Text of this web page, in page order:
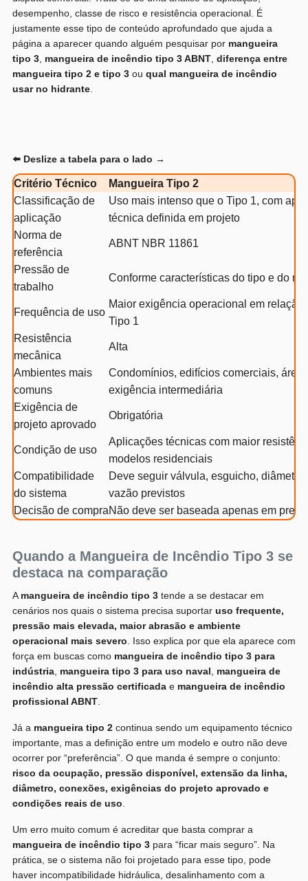
desempenho, classe de risco e resistência operacional. É
justamente esse tipo de conteúdo aprofundado que ajuda a
página a aparecer quando alguém pesquisar por mangueira
tipo 3, mangueira de incêndio tipo 3 ABNT, diferença entre
mangueira tipo 2 e tipo 3ou qual mangueira de incêndio
usar no hidrante.
⬅️ Deslize a tabela para o lado →
Critério Técnico
Mangueira Tipo 2
Classificação de
aplicação
Uso mais intenso que o Tipo 1, com
técnica definida em projeto
Norma de
referência
ABNT NBR 11861
Pressão de
trabalho
Conforme características do tipo e do
Frequência de uso
Maior exigência operacional em relação
Tipo 1
Resistência
mecânica
Alta
Ambientes mais
comuns
Condomínios, edifícios comerciais,
exigência intermediária
Exigência de
projeto aprovado
Obrigatória
Condição de uso
Aplicações técnicas com maior
modelos residenciais
Compatibilidade
do sistema
Deve seguir válvula, esguicho, diâmetro
vazão previstos
Decisão de compraNão deve ser baseada apenas em preço
Quando a Mangueira de Incêndio Tipo 3 se
destaca na comparação
A mangueira de incêndio tipo 3tende a se destacar em
cenários nos quais o sistema precisa suportar uso frequente,
pressão mais elevada, maior abrasão e ambiente
operacional mais severo . Isso explica por que ela aparece com
força em buscas como mangueira de incêndio tipo 3 para
indústria, mangueira tipo 3 para uso naval
mangueira de
incêndio alta pressão certificadae mangueira de incêndio
profissional ABNT.
Já a mangueira tipo 2continua sendo um equipamento técnico
importante, mas a definição entre um modelo e outro não deve
ocorrer por “preferência”. O que manda é sempre o conjunto:
risco da ocupação, pressão disponível, extensão da linha,
diâmetro, conexões, exigências do projeto aprovado e
condições reais de uso
Um erro muito comum é acreditar que basta comprar a
mangueira de incêndio tipo 3para “ficar mais seguro”. Na
prática, se o sistema não foi projetado para esse tipo, pode
haver incompatibilidade hidráulica, desalinhamento com a